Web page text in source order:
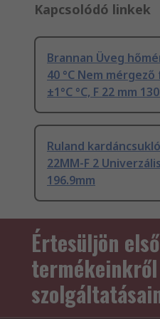
Kapcsolódó linkek
Brannan Üveg
40 °C Nem
±1°C °C, F 22 mm
Ruland
22MM-F 2
196.9mm
Értesüljön